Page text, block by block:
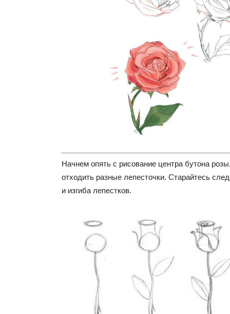
Начнем опять с рисование центра бутона
отходить разные лепесточки. Старайтесь
и изгиба лепестков.